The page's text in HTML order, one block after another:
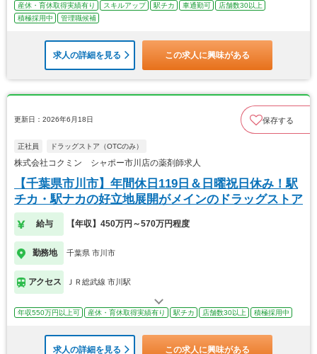
産休・育休取得実績有り
スキルアップ 駅チカ 車通勤可
店舗数30以上
積極採用中
管理職候補
求人の詳細を見る この求人に興味がある
更新日：2026年6月18日 保存する
正社員 ドラッグストア（OTCのみ）
株式会社コクミン シャポー市川店の薬剤師求人
【千葉県市川市】年間休日119日＆日曜祝日休み！駅
チカ・駅ナカの好立地展開がメインのドラッグストア
給与 【年収】450万円～570万円程度
勤務地 千葉県 市川市
アクセス ＪＲ総武線 市川駅
年収550万円以上可 産休・育休取得実績有り 駅チカ 店舗数30以上 積極採用中
求人の詳細を見る この求人に興味がある